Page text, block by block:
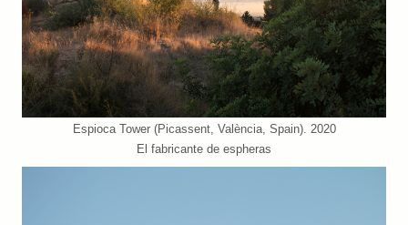
Espioca Tower (Picassent, València, Spain). 2020
El fabricante de espheras